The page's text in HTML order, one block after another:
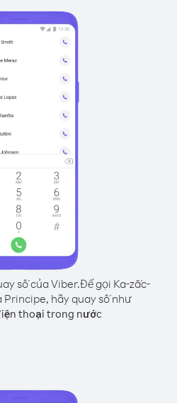
số của Viber.Để gọi Ka-zắc-
Principe, hãy quay số như
thoại trong nước